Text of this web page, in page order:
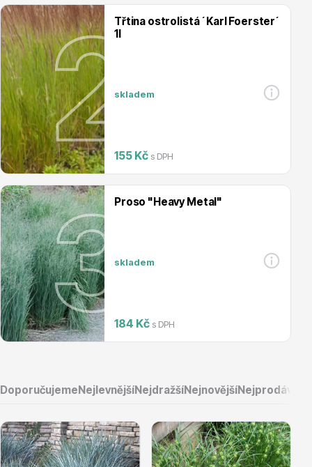
Magnólie
Semena, sadba
Vodní rostliny
Květináče
Třtina ostrolistá ´Karl Foerster´
1l
skladem
155 Kč s DPH
Proso "Heavy Metal"
skladem
184 Kč s DPH
DoporučujemeNejlevnějšíNejdražšíNejnovější